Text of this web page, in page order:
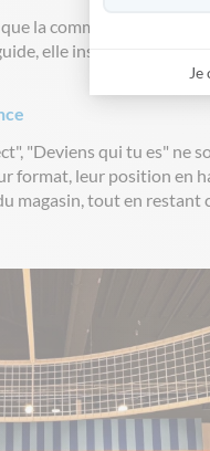
Je
la communication
elle inspire, elle
"Deviens qui tu es"
format, leur position
magasin, tout en restant